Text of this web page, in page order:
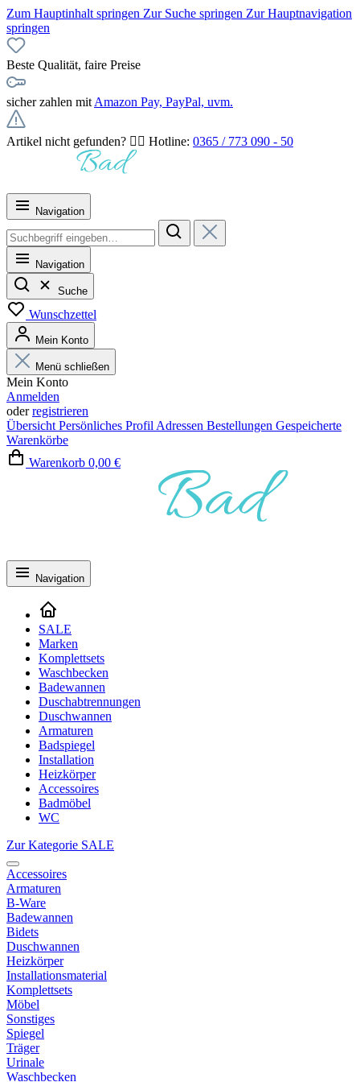
Zum Hauptinhalt springen Zur Suche springen Zur Hauptnavigation
springen
Beste Qualität, faire Preise
sicher zahlen mit Amazon Pay, PayPal, uvm.
Artikel nicht gefunden? 👉🏻 Hotline: 0365 / 773 090 - 50
Navigation
Navigation
Suche
Wunschzettel
Mein Konto
Menü schließen
Mein Konto
Anmelden
oderregistrieren
Übersicht Persönliches Profil Adressen Bestellungen Gespeicherte
Warenkörbe
Warenkorb 0,00 €
Navigation
SALE
Marken
Komplettsets
Waschbecken
Badewannen
Duschabtrennungen
Duschwannen
Armaturen
Badspiegel
Installation
Heizkörper
Accessoires
Badmöbel
WC
Zur Kategorie SALE
Accessoires
Armaturen
B-Ware
Badewannen
Bidets
Duschwannen
Heizkörper
Installationsmaterial
Komplettsets
Möbel
Sonstiges
Spiegel
Träger
Urinale
Waschbecken